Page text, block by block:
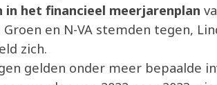
in het financieel meerjarenplan
en N-VA stemden tegen,
zich.
gelden onder meer bepaalde